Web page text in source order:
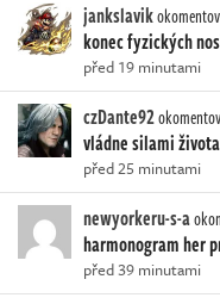
jankslavik
konec fyzických
před 19 minutami
czDante92
vládne silami
před 25 minutami
newyorkeru-s-a
harmonogram her
před 39 minutami